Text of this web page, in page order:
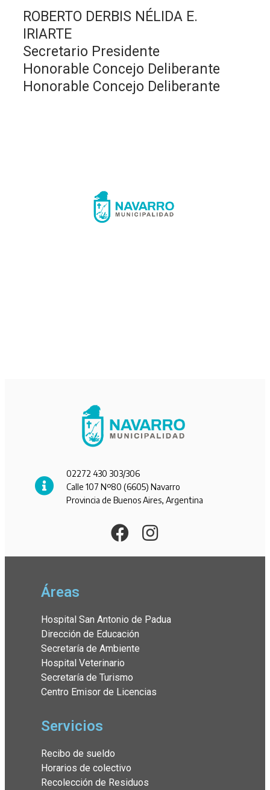
ROBERTO DERBIS NÉLIDA E.
IRIARTE
Secretario Presidente
Honorable Concejo Deliberante
Honorable Concejo Deliberante
02272 430 303/306
Calle 107 Nº80 (6605) Navarro
Provincia de Buenos Aires, Argentina
Áreas
Hospital San Antonio de Padua
Dirección de Educación
Secretaría de Ambiente
Hospital Veterinario
Secretaría de Turismo
Centro Emisor de Licencias
Servicios
Recibo de sueldo
Horarios de colectivo
Recolección de Residuos